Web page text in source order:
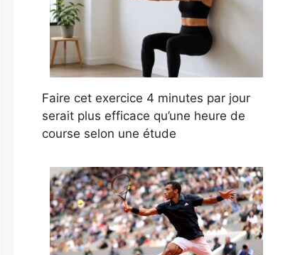
Faire cet exercice 4 minutes par jour
serait plus efficace qu’une heure de
course selon une étude